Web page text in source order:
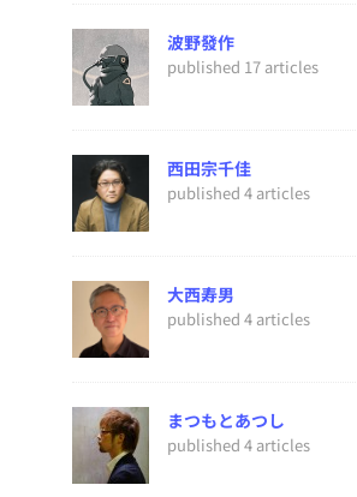
波野發作
published 17 articles
西田宗千佳
published 4 articles
大西寿男
published 4 articles
まつもとあつし
published 4 articles